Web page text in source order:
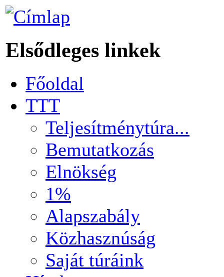
Elsődleges linkek
Főoldal
TTT
Teljesítménytúra...
Bemutatkozás
Elnökség
1%
Alapszabály
Közhasznúság
Saját túráink